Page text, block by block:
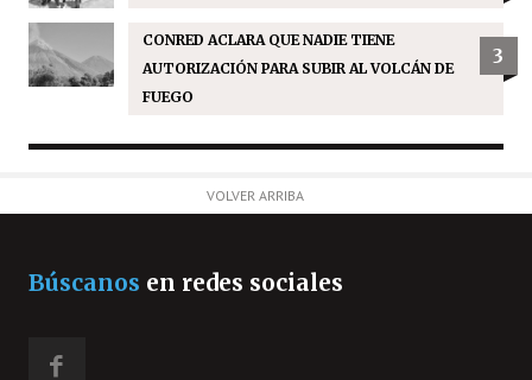
CONRED ACLARA QUE NADIE TIENE
AUTORIZACIÓN PARA SUBIR AL VOLCÁN DE
FUEGO
3
VOLVER ARRIBA
Búscanos en redes sociales